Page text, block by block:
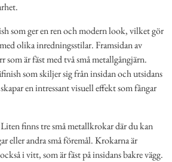
som ger en ren och modern look, vilket gör
olika inredningsstilar. Framsidan av
som är fäst med två små metallgångjärn.
som skiljer sig från insidan och utsidans
en intressant visuell effekt som fångar
finns tre små metallkrokar där du kan
eller andra små föremål. Krokarna är
i vitt, som är fäst på insidans bakre vägg.